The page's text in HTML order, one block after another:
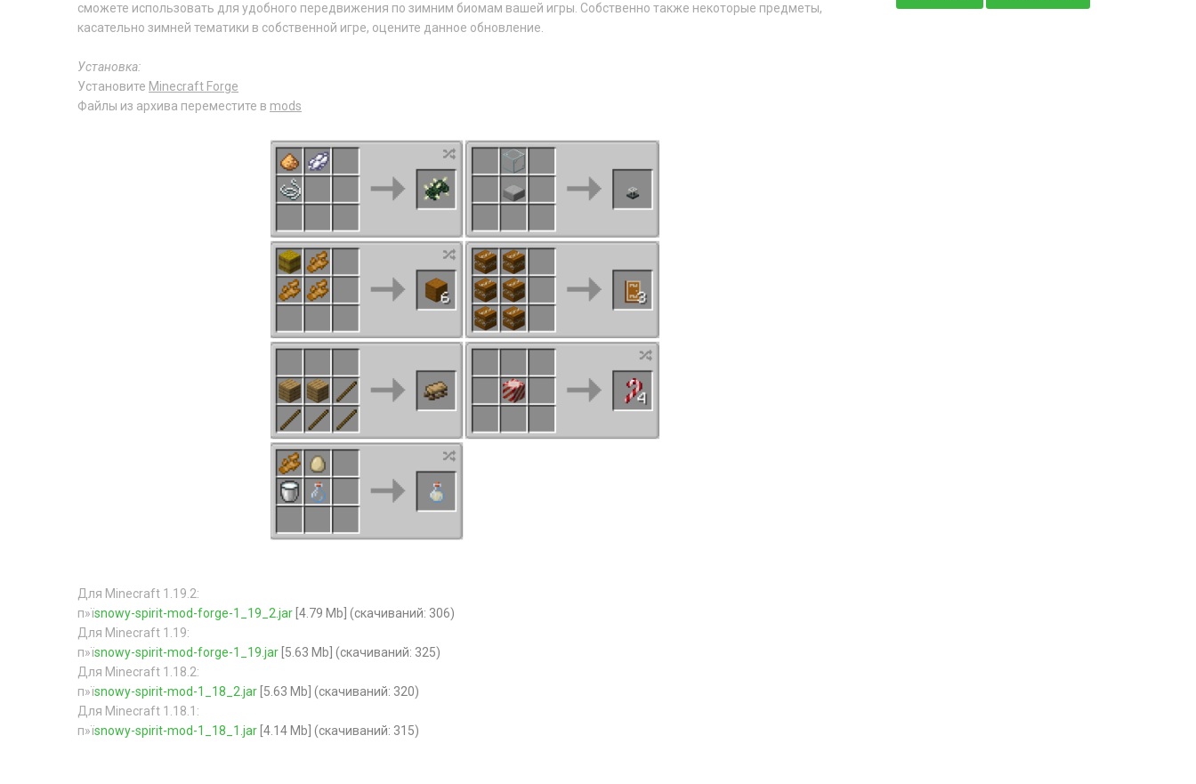
сможете использовать для удобного передвижения по зимним биомам вашей игры. Собственно также некоторые предметы,
касательно зимней тематики в собственной игре, оцените данное обновление.
Установка:
Установите Minecraft Forge
Файлы из архива переместите в mods
Для Minecraft 1.19.2:
п»їsnowy-spirit-mod-forge-1_19_2.jar [4.79 Mb] (cкачиваний: 306)
Для Minecraft 1.19:
п»їsnowy-spirit-mod-forge-1_19.jar [5.63 Mb] (cкачиваний: 325)
Для Minecraft 1.18.2:
п»їsnowy-spirit-mod-1_18_2.jar [5.63 Mb] (cкачиваний: 320)
Для Minecraft 1.18.1:
п»їsnowy-spirit-mod-1_18_1.jar [4.14 Mb] (cкачиваний: 315)